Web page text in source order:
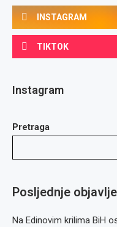
INSTAGRAM
TIKTOK
Instagram
Pretraga
Posljednje
Na Edinovim krilima BiH